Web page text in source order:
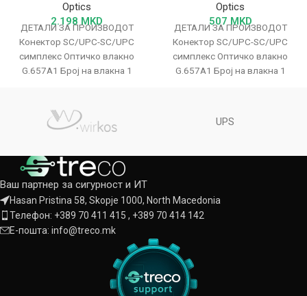
Optics
2.198 MKD
ДЕТАЛИ ЗА ПРОИЗВОДОТ
Конектор SC/UPC-SC/UPC
симплекс Оптичко влакно
G.657A1 Број на влакна 1
Optics
507 MKD
ДЕТАЛИ ЗА ПРОИЗВОДОТ
Конектор SC/UPC-SC/UPC
симплекс Оптичко влакно
G.657A1 Број на влакна 1
UPS
Ваш партнер за сигурност и ИТ
Hasan Pristina 58, Skopje 1000, North Macedonia
Телефон: +389 70 411 415 , +389 70 414 142
Е-пошта: info@treco.mk